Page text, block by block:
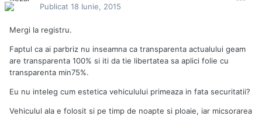
Publicat 18 Iunie, 2015
Mergi la registru.
Faptul ca ai parbriz nu inseamna ca transparenta actualului geam
are transparenta 100% si iti da tie libertatea sa aplici folie cu
transparenta min75%.
Eu nu inteleg cum estetica vehiculului primeaza in fata securitatii?
Vehiculul ala e folosit si pe timp de noapte si ploaie, iar micsorarea